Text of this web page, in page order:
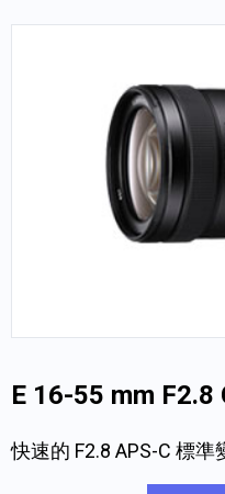
E 16-55 mm F2.8
快速的 F2.8 APS-C 標準